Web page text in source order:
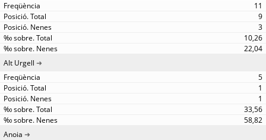
11
9
3
10,26
22,04
Alt Urgell
5
1
1
33,56
58,82
Anoia